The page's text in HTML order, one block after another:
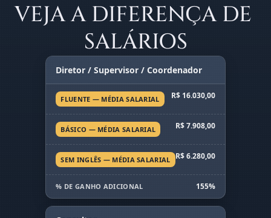
VEJA A DIFERENÇA DE
SALÁRIOS
Diretor / Supervisor / Coordenador
FLUENTE — MÉDIA SALARIAL R$ 16.030,00
BÁSICO — MÉDIA SALARIAL R$ 7.908,00
SEM INGLÊS — MÉDIA SALARIAL R$ 6.280,00
% DE GANHO ADICIONAL 155%